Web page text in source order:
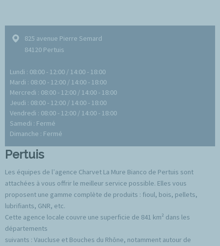
Pertuis
Les équipes de l’agence Charvet La Mure Bianco de Pertuis sont
attachées à vous offrir le meilleur service possible. Elles vous
proposent une gamme complète de produits : fioul, bois, pellets,
lubrifiants, GNR, etc.
Cette agence locale couvre une superficie de 841 km² dans les
départements
suivants : Vaucluse et Bouches du Rhône, notamment autour de
825 avenue Pierre Semard
84120 Pertuis
Lundi : 08:00 - 12:00 / 14:00 - 18:00
Mardi : 08:00 - 12:00 / 14:00 - 18:00
Mercredi : 08:00 - 12:00 / 14:00 - 18:00
Jeudi : 08:00 - 12:00 / 14:00 - 18:00
Vendredi : 08:00 - 12:00 / 14:00 - 18:00
Samedi : Fermé
Dimanche : Fermé